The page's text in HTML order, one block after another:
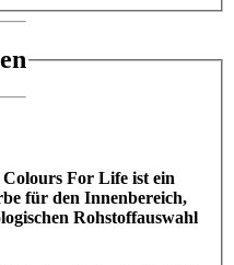
For Life ist ein
für den Innenbereich,
Rohstoffauswahl